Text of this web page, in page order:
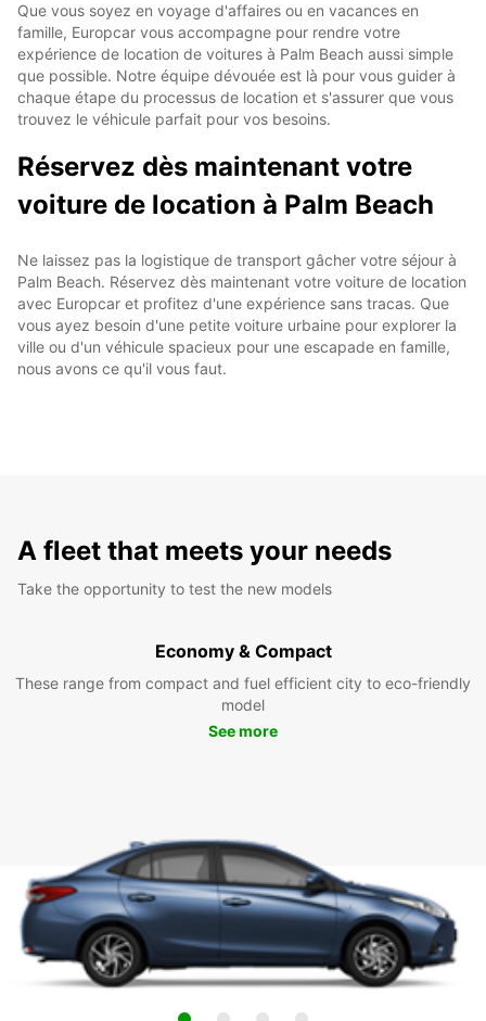
Que vous soyez en voyage d'affaires ou en vacances en
famille, Europcar vous accompagne pour rendre votre
expérience de location de voitures à Palm Beach aussi simple
que possible. Notre équipe dévouée est là pour vous guider à
chaque étape du processus de location et s'assurer que vous
trouvez le véhicule parfait pour vos besoins.
Réservez dès maintenant votre
voiture de location à Palm Beach
Ne laissez pas la logistique de transport gâcher votre séjour à
Palm Beach. Réservez dès maintenant votre voiture de location
avec Europcar et profitez d'une expérience sans tracas. Que
vous ayez besoin d'une petite voiture urbaine pour explorer la
ville ou d'un véhicule spacieux pour une escapade en famille,
nous avons ce qu'il vous faut.
A fleet that meets your needs
Take the opportunity to test the new models
Economy & Compact
These range from compact and fuel efficient city to eco-friendly
model
See more